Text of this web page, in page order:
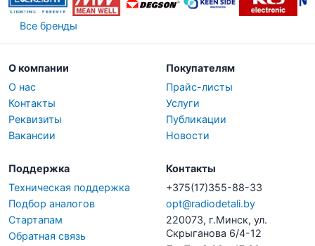
Все бренды
О компании
О нас
Контакты
Реквизиты
Вакансии
Покупателям
Прайс-листы
Услуги
Публикации
Новости
Поддержка
Техническая поддержка
Подбор аналогов
Стартапам
Обратная связь
Контакты
+375(17)355-88-33
opt@radiodetali.by
220073, г.Минск, ул.
Скрыганова 6/4-12